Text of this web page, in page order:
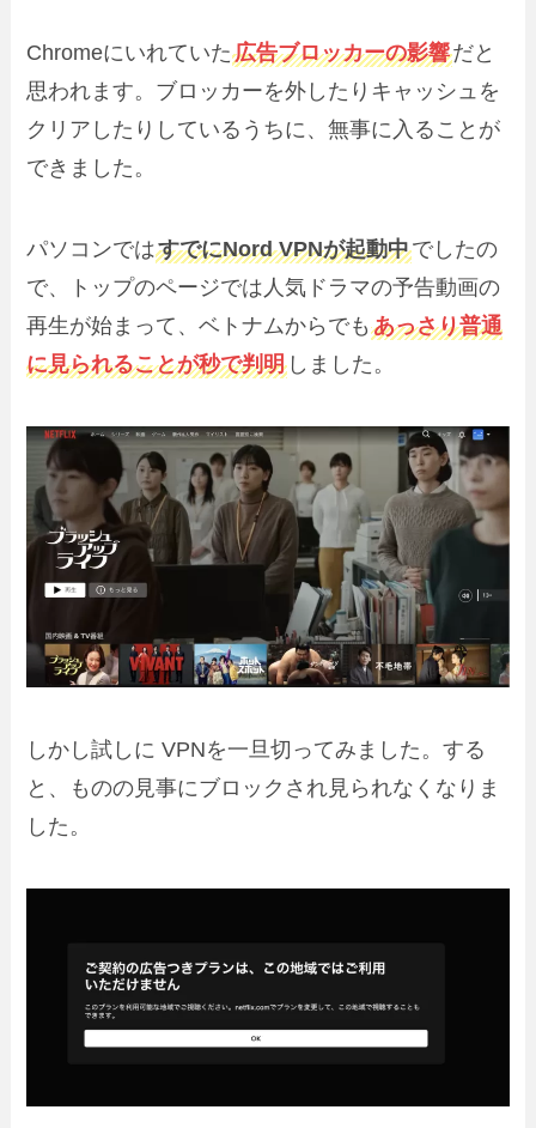
Chromeにいれていた広告ブロッカーの影響だと
思われます。ブロッカーを外したりキャッシュを
クリアしたりしているうちに、無事に入ることが
できました。
パソコンではすでにNord VPNが起動中でしたの
で、トップのページでは人気ドラマの予告動画の
再生が始まって、ベトナムからでもあっさり普通
に見られることが秒で判明 しました。
しかし試しに VPNを一旦切ってみました。する
と、ものの見事にブロックされ見られなくなりま
した。